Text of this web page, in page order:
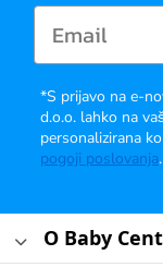
*S prijavo na e-
d.o.o. lahko na
personalizirana
pogoji poslovanja.
O Baby